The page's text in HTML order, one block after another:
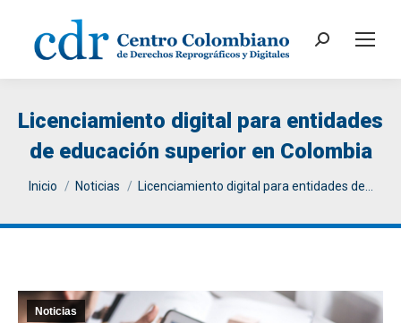
Search:
Licenciamiento digital para entidades
de educación superior en Colombia
You are here:
Inicio Noticias Licenciamiento digital para entidades de…
Noticias